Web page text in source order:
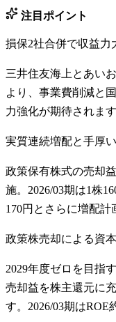
注目ポイント
損保2社合併で収益力
三井住友海上とあい
より、事業費削減と
力強化が期待されます
実質連続増配と手厚
政策保有株式の売却
施。2026/03期は1株
170円とさらに増配計
政策株売却による資
2029年度ゼロを目指
売却益を株主還元に
す。2026/03期はROE